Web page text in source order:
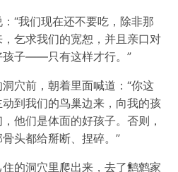
“我们现在还不要吃，除非那
乞求我们的宽恕，并且亲口对
孩子——只有这样才行。”
穴前，朝着里面喊道：“你这
到我们的鸟巢边来，向我的孩
他们是体面的好孩子。否则，
头都给掰断、捏碎。”
的洞穴里爬出来，去了鹪鹩家